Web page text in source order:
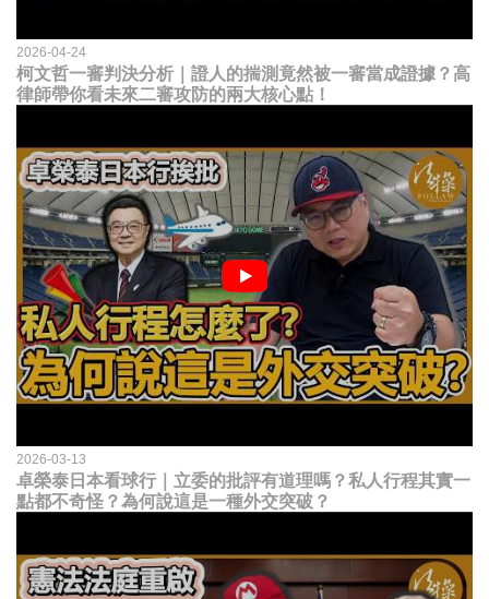
2026-04-24
柯文哲一審判決分析｜證人的揣測竟然被一審當成證據？高
律師帶你看未來二審攻防的兩大核心點！
2026-03-13
卓榮泰日本看球行｜立委的批評有道理嗎？私人行程其實一
點都不奇怪？為何說這是一種外交突破？